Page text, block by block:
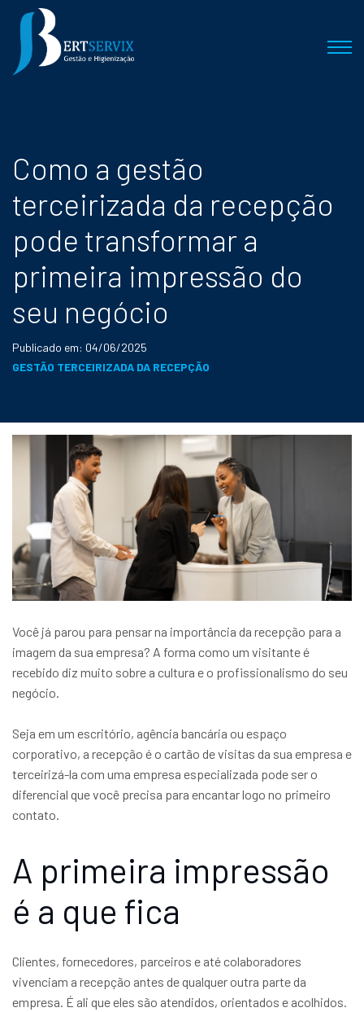
Como a gestão
terceirizada da recepção
pode transformar a
primeira impressão do
seu negócio
Publicado em: 04/06/2025
GESTÃO TERCEIRIZADA DA RECEPÇÃO
Você já parou para pensar na importância da recepção para a
imagem da sua empresa? A forma como um visitante é
recebido diz muito sobre a cultura e o profissionalismo do seu
negócio.
Seja em um escritório, agência bancária ou espaço
corporativo, a recepção é o cartão de visitas da sua empresa e
terceirizá-la com uma empresa especializada pode ser o
diferencial que você precisa para encantar logo no primeiro
contato.
A primeira impressão
é a que fica
Clientes, fornecedores, parceiros e até colaboradores
vivenciam a recepção antes de qualquer outra parte da
empresa. É ali que eles são atendidos, orientados e acolhidos.